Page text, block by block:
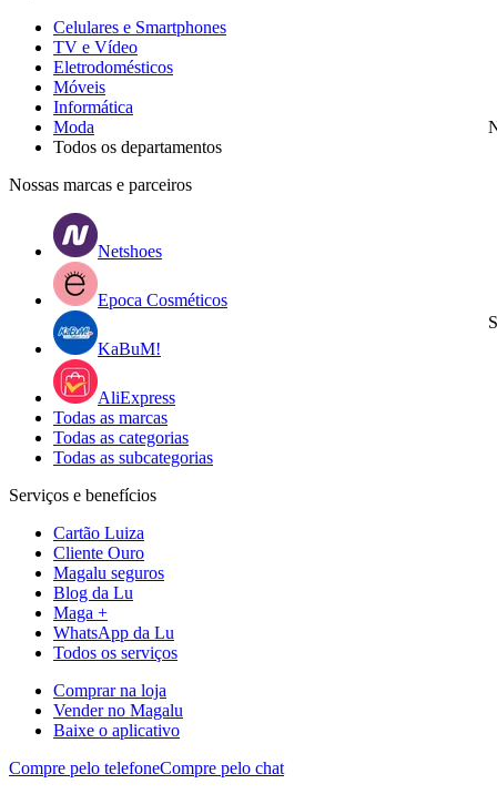
Celulares e Smartphones
TV e Vídeo
Eletrodomésticos
Móveis
Informática
Moda
Todos os departamentos
Nossas marcas e parceiros
Netshoes
Epoca Cosméticos
KaBuM!
AliExpress
Todas as marcas
Todas as categorias
Todas as subcategorias
Serviços e benefícios
Cartão Luiza
Cliente Ouro
Magalu seguros
Blog da Lu
Maga +
WhatsApp da Lu
Todos os serviços
Comprar na loja
Vender no Magalu
Baixe o aplicativo
Compre pelo telefoneCompre pelo chat